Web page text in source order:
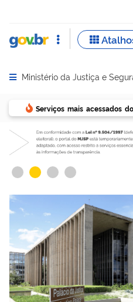
Abrir menu principal de
Ministério da Justiça e
Serviços mais acessados